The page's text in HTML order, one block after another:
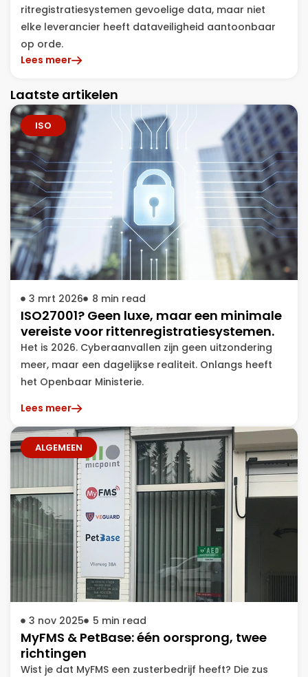
ritregistratiesystemen gevoelige data, maar niet
elke leverancier heeft dataveiligheid aantoonbaar
op orde.
Lees meer
Laatste artikelen
ISO
3 mrt 2026 8 min read
ISO27001? Geen luxe, maar een minimale
vereiste voor rittenregistratiesystemen.
Het is 2026. Cyberaanvallen zijn geen uitzondering
meer, maar een dagelijkse realiteit. Onlangs heeft
het Openbaar Ministerie.
Lees meer
ALGEMEEN
3 nov 2025 5 min read
MyFMS & PetBase: één oorsprong, twee
richtingen
Wist je dat MyFMS een zusterbedrijf heeft? Die zus